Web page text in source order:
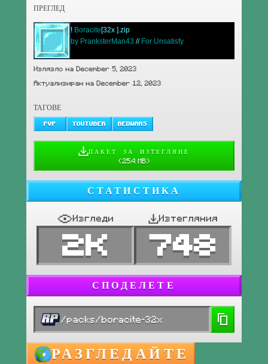
ПРЕГЛЕД
! Boracite[32x ].zip
by PranksterMan43 // For Unsatisfy
Излязло на December 5, 2023
Актуализиран на December 12, 2023
ТАГОВЕ
PVP YOUTUBER BEDWARS
ПАКЕТ ЗА ИЗТЕГЛЯНЕ
(25.4 MB)
СТАТИСТИКА
Изгледи
2K
Изтегляния
748
СПОДЕЛЕТЕ
/packs/boracite-32x
РАЗГЛЕДАЙТЕ